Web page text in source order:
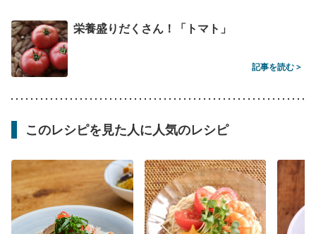
栄養盛りだくさん！「トマト」
記事を読む >
このレシピを見た人に人気のレシピ